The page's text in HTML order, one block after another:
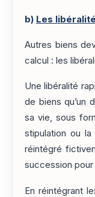
b) Les
Autres biens
calcul : les
Une libéralité
de biens qu’un
sa vie, sous
stipulation ou
réintégré
succession
En réintégrant